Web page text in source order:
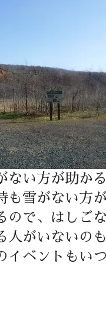
い方が助かる
も雪がない方が
ので、はしご
人がいないの
イベントもい